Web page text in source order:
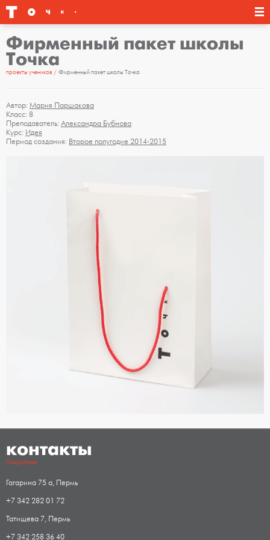
Фирменный пакет школы
Точка
проекты учеников Фирменный пакет школы Точка
Автор: Мария Паршакова
Класс: 8
Преподаватель: Александра Бубнова
Курс: Идея
Период создания: Второе полугодие 2014-2015
контакты
Подробнее
Гагарина 75 а, Пермь
+7 342 282 01 72
Татищева 7, Пермь
+7 342 258 36 40